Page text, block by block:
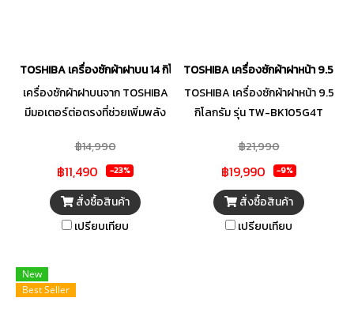
TOSHIBA เครื่องซักผ้าฝาบน 14 กิโลกรัม รุ่น AW-DUM1500LT(SG)
เครื่องซักผ้าฝาบนจาก TOSHIBA
มีมอเตอร์ต่อตรงที่ช่วยเพิ่มพลัง
การทำงานได้เงียบขึ้น ช่วยให้คุณ
และครอบครัวไม่ประสบปัญหา
เรื่องเสียงรบกวน พร้อม
เทคโนโลยีอณูฟองอากาศช่วย
ทำให้ผงซักฟอกเข้าถึงคราบ
3 ทิศทางช่วยให้ผ้ากลับตัว ได้
สัมผัสน้ำ ผงซักฟอก และกำจัด
฿14,990
฿11,490 -23%
สั่งซื้อสินค้า
เปรียบเทียบ
TOSHIBA เครื่องซักผ้าฝาหน้า 9.5 กิ
TOSHIBA เครื่องซักผ้าฝาหน้า 9.5
กิโลกรัม รุ่น TW-BK105G4T
฿21,990
฿19,990 -9%
สั่งซื้อสินค้า
เปรียบเทียบ
New
Best Seller